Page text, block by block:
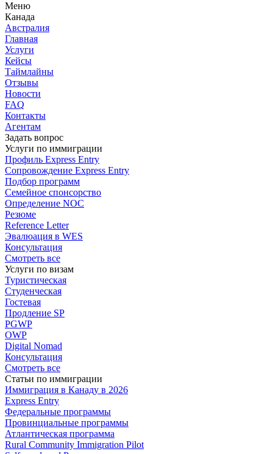
Меню
Канада
Австралия
Главная
Услуги
Кейсы
Таймлайны
Отзывы
Новости
FAQ
Контакты
Агентам
Задать вопрос
Услуги по иммиграции
Профиль Express Entry
Сопровождение Express Entry
Подбор программ
Семейное спонсорство
Определение NOC
Резюме
Reference Letter
Эвалюация в WES
Консультация
Смотреть все
Услуги по визам
Туристическая
Студенческая
Гостевая
Продление SP
PGWP
OWP
Digital Nomad
Консультация
Смотреть все
Статьи по иммиграции
Иммиграция в Канаду в 2026
Express Entry
Федеральные программы
Провинциальные программы
Атлантическая программа
Rural Community Immigration Pilot